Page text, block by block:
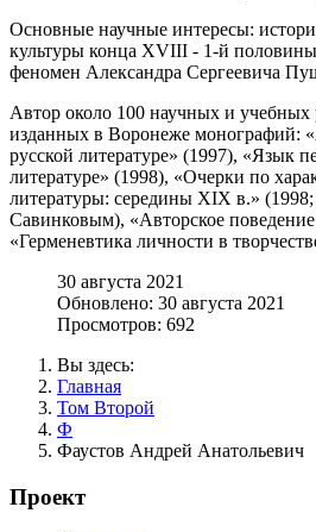
Основные научные интересы:
культуры конца XVIII - 1-й
феномен Александра Сергеевича
Автор около 100 научных и учебных
изданных в Воронеже монографий:
русской литературе» (1997), «Язык
литературе» (1998), «Очерки по
литературы: середины XIX в.»
Савинковым), «Авторское
«Герменевтика личности в
30 августа 2021
Обновлено: 30 августа 2021
Просмотров: 692
Вы здесь:
Главная
Том Второй
Ф
Фаустов Андрей Анатольевич
Проект